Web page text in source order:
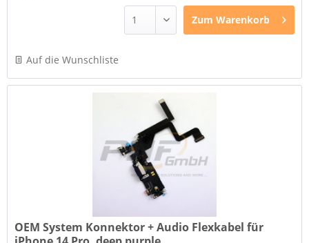
Zum Warenkorb
Auf die Wunschliste
OEM System Konnektor + Audio Flexkabel für